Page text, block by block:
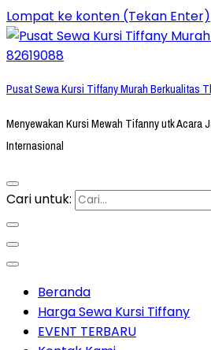
Lompat ke konten (Tekan Enter)
Pusat Sewa Kursi Tiffany Murah Berkualitas
Menyewakan Kursi Mewah Tifanny utk Acara
Internasional
Cari untuk:
Beranda
Harga Sewa Kursi Tiffany
EVENT TERBARU